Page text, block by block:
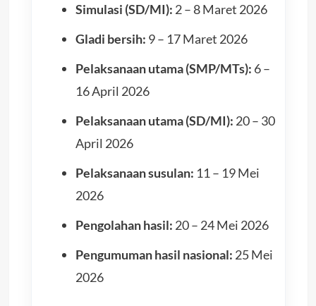
Simulasi (SD/MI): 2 – 8 Maret 2026
Gladi bersih: 9 – 17 Maret 2026
Pelaksanaan utama (SMP/MTs): 6 –
16 April 2026
Pelaksanaan utama (SD/MI): 20 – 30
April 2026
Pelaksanaan susulan: 11 – 19 Mei
2026
Pengolahan hasil: 20 – 24 Mei 2026
Pengumuman hasil nasional: 25 Mei
2026